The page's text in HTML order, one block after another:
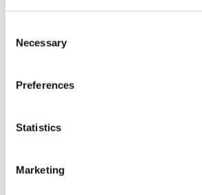
Selection
Necessary
Preferences
Statistics
Marketing
offiziellen Tadano-
Serviceteams dabei,
schnell zu finden, Probleme zu
und überall.